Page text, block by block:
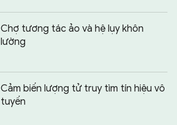
Chợ tương tác ảo và hệ lụy khôn
lường
Cảm biến lượng tử truy tìm tín hiệu vô
tuyến